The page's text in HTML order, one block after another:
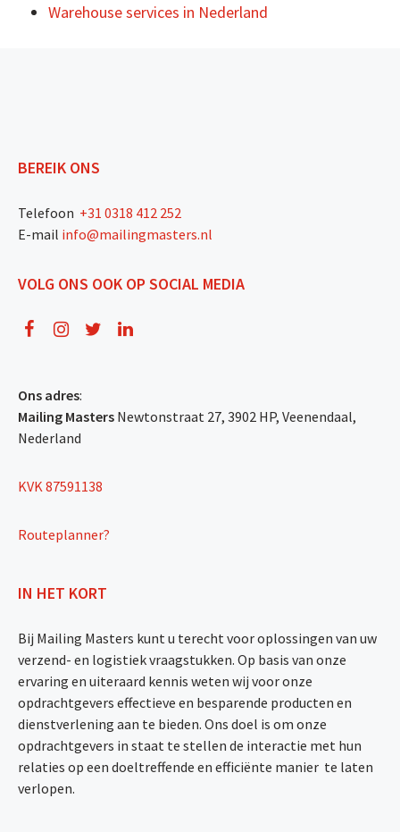
Warehouse services in Nederland
BEREIK ONS
Telefoon +31 0318 412 252
E-mail info@mailingmasters.nl
VOLG ONS OOK OP SOCIAL MEDIA
Ons adres:
Mailing Masters Newtonstraat 27, 3902 HP, Veenendaal,
Nederland
KVK 87591138
Routeplanner?
IN HET KORT
Bij Mailing Masters kunt u terecht voor oplossingen van uw
verzend- en logistiek vraagstukken. Op basis van onze
ervaring en uiteraard kennis weten wij voor onze
opdrachtgevers effectieve en besparende producten en
dienstverlening aan te bieden. Ons doel is om onze
opdrachtgevers in staat te stellen de interactie met hun
relaties op een doeltreffende en efficiënte manier te laten
verlopen.